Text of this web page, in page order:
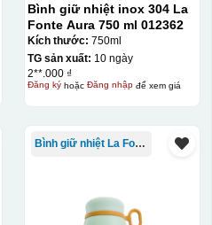
Bình giữ nhiệt inox 304 La
Fonte Aura 750 ml 012362
Kích thước: 750ml
TG sản xuất: 10 ngày
2**.000 ₫
Đăng kýhoặc Đăng nhậpđể xem giá
Bình giữ nhiệt La Fonte